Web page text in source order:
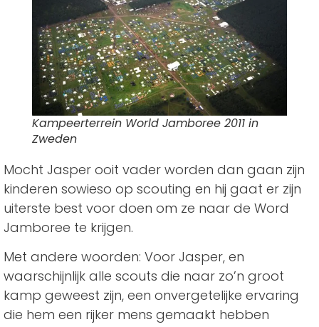
Kampeerterrein World Jamboree 2011 in
Zweden
Mocht Jasper ooit vader worden dan gaan zijn
kinderen sowieso op scouting en hij gaat er zijn
uiterste best voor doen om ze naar de Word
Jamboree te krijgen.
Met andere woorden: Voor Jasper, en
waarschijnlijk alle scouts die naar zo’n groot
kamp geweest zijn, een onvergetelijke ervaring
die hem een rijker mens gemaakt hebben